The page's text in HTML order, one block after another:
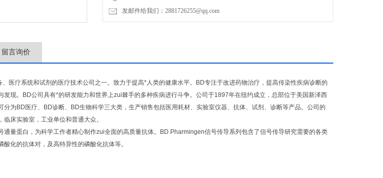
发邮件给我们：2881726255@qq.com
留言询价
医疗系统和试剂的医疗技术公司之一。致力于提高*人类的健康水平。BD专注于改进药物治疗，提高传染性疾病诊断的
发现。BD公司具有*的研发能力和世界上zui棘手的多种疾病进行斗争。公司于1897年在纽约成立，总部位于美国新泽西
分为BD医疗、BD诊断、BD生物科学三大类，生产销售包括医用耗材、实验室仪器、抗体、试剂、诊断等产品。公司的
床实验室，工业单位和普通大众。
量蛋白，为科学工作者精心制作zui全面的高质量抗体。BD Pharmingen信号传导系列包含了信号传导研究需要的各类
化的抗体对，及高特异性的磷酸化抗体等。